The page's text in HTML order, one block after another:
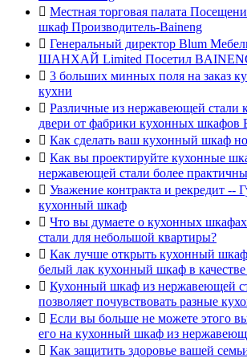
 Местная торговая палата
шкаф Производитель-Baineng
 Генеральный директор Blum
ШАНХАЙ Limited Посетил
 3 больших минных поля на заказ
кухни
 Различные из нержавеющей
двери от фабрики кухонных шкафов
 Как сделать ваш кухонный шкаф
 Как вы проектируйте кухонные
нержавеющей стали более
 Уважение контракта и рекредит --
кухонный шкаф
 Что вы думаете о кухонных
стали для небольшой квартиры?
 Как лучше открыть кухонный
белый лак кухонный шкаф в
 Кухонный шкаф из нержавеющей
позволяет почувствовать разные
 Если вы больше не можете этого
его на кухонный шкаф из
 Как защитить здоровье вашей